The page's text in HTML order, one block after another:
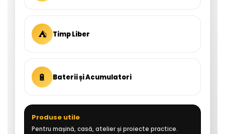
⛺ Timp Liber
🔋 Baterii și Acumulatori
Produse utile
Pentru mașină, casă, atelier și proiecte practice.